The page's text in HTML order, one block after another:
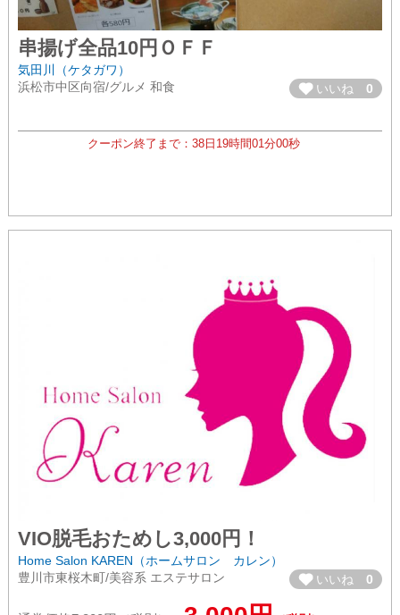
串揚げ全品10円ＯＦＦ
気田川（ケタガワ）
浜松市中区向宿/グルメ 和食
いいね0
クーポン終了まで：38日 19時間00分59秒
VIO脱毛おためし3,000円！
Home Salon KAREN（ホームサロン カレン）
豊川市東桜木町/美容系 エステサロン
いいね0